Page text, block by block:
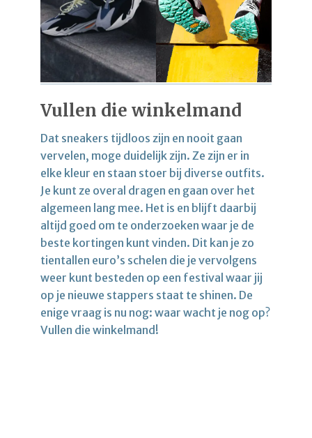
Vullen die winkelmand
Dat sneakers tijdloos zijn en nooit gaan
vervelen, moge duidelijk zijn. Ze zijn er in
elke kleur en staan stoer bij diverse outfits.
Je kunt ze overal dragen en gaan over het
algemeen lang mee. Het is en blijft daarbij
altijd goed om te onderzoeken waar je de
beste kortingen kunt vinden. Dit kan je zo
tientallen euro’s schelen die je vervolgens
weer kunt besteden op een festival waar jij
op je nieuwe stappers staat te shinen. De
enige vraag is nu nog: waar wacht je nog op?
Vullen die winkelmand!